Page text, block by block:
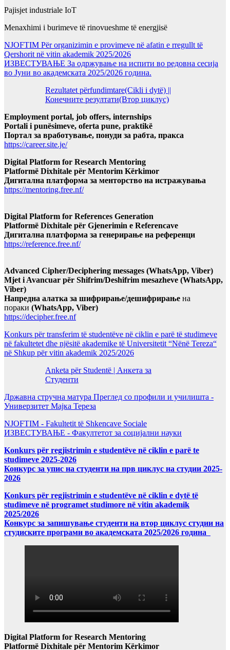
Pajisjet industriale IoT
Menaxhimi i burimeve të rinovueshme të energjisë
NJOFTIM Për organizimin e provimeve në afatin e rregullt të
Qershorit në vitin akademik 2025/2026
ИЗВЕСТУВАЊЕ За одржување на испити во редовна сесија
во Јуни во академската 2025/2026 година.
Rezultatet përfundimtare(Cikli i dytë) ||
Конечните резултати(Втор циклус)
Employment portal, job offers, internships
Portali i punësimeve, oferta pune, praktikë
Портал за вработување, понуди за рабта, пракса
https://career.site.je/
Digital Platform for Research Mentoring
Platformë Dixhitale për Mentorim Kërkimor
Дигитална платформа за менторство на истражувања
https://mentoring.free.nf/
Digital Platform for References Generation
Platformë Dixhitale për Gjenerimin e Referencave
Дигитална платформа за генерирање на референци
https://reference.free.nf/
Advanced Cipher/Deciphering messages (WhatsApp, Viber)
Mjet i Avancuar për Shifrim/Deshifrim mesazheve (WhatsApp,
Viber)
Напредна алатка за шифрирање/дешифрирање на
пораки (WhatsApp, Viber)
https://decipher.free.nf
Konkurs për transferim të studentëve në ciklin e parë të studimeve
në fakultetet dhe njësitë akademike të Universitetit “Nënë Tereza“
në Shkup për vitin akademik 2025/2026
Anketa për Studentë | Анкета за
Студенти
Државна стручна матура Преглед со профили и училишта -
Универзитет Мајка Тереза
NJOFTIM - Fakultetit të Shkencave Sociale
ИЗВЕСТУВАЊЕ - Факултетот за социјални науки
Konkurs për regjistrimin e studentëve në ciklin e parë te
studimeve 2025-2026
Конкурс за упис на студенти на прв циклус на студии 2025-
2026
Konkurs për regjistrimin e studentëve në ciklin e dytë të
studimeve në programet studimore në vitin akademik
2025/2026
Конкурс за запишување студенти на втор циклус студии на
студиските програми во академската 2025/2026 година
Digital Platform for Research Mentoring
Platformë Dixhitale për Mentorim Kërkimor